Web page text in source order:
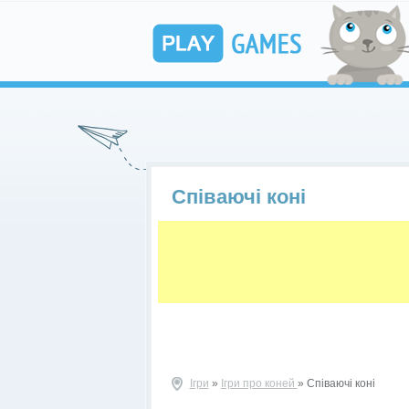
Співаючі коні
Ігри » Ігри про коней » Співаючі коні